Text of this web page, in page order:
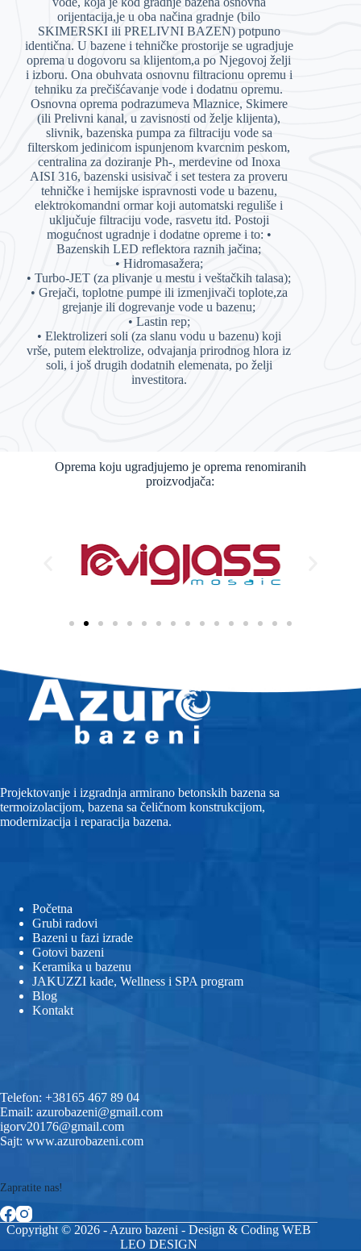
orijentacija,je u oba načina gradnje (bilo
SKIMERSKI ili PRELIVNI BAZEN) potpuno
identična. U bazene i tehničke prostorije se ugradjuje
oprema u dogovoru sa klijentom,a po Njegovoj želji
i izboru. Ona obuhvata osnovnu filtracionu opremu i
tehniku za prečišćavanje vode i dodatnu opremu.
Osnovna oprema podrazumeva Mlaznice, Skimere
(ili Prelivni kanal, u zavisnosti od želje klijenta),
slivnik, bazenska pumpa za filtraciju vode sa
filterskom jedinicom ispunjenom kvarcnim peskom,
centralina za doziranje Ph-, merdevine od Inoxa
AISI 316, bazenski usisivač i set testera za proveru
tehničke i hemijske ispravnosti vode u bazenu,
elektrokomandni ormar koji automatski reguliše i
uključuje filtraciju vode, rasvetu itd. Postoji
mogućnost ugradnje i dodatne opreme i to: •
Bazenskih LED reflektora raznih jačina;
• Hidromasažera;
• Turbo-JET (za plivanje u mestu i veštačkih talasa);
• Grejači, toplotne pumpe ili izmenjivači toplote,za
grejanje ili dogrevanje vode u bazenu;
• Lastin rep;
• Elektrolizeri soli (za slanu vodu u bazenu) koji
vrše, putem elektrolize, odvajanja prirodnog hlora iz
soli, i još drugih dodatnih elemenata, po želji
investitora.
Oprema koju ugradjujemo je oprema renomiranih
proizvodjača:
Projektovanje i izgradnja armirano betonskih bazena sa
termoizolacijom, bazena sa čeličnom konstrukcijom,
modernizacija i reparacija bazena.
Početna
Grubi radovi
Bazeni u fazi izrade
Gotovi bazeni
Keramika u bazenu
JAKUZZI kade, Wellness i SPA program
Blog
Kontakt
Telefon: +38165 467 89 04
Email: azurobazeni@gmail.com
igorv20176@gmail.com
Sajt: www.azurobazeni.com
Zapratite nas!
Copyright © 2026 - Azuro bazeni - Design & CodingWEB
LEO DESIGN